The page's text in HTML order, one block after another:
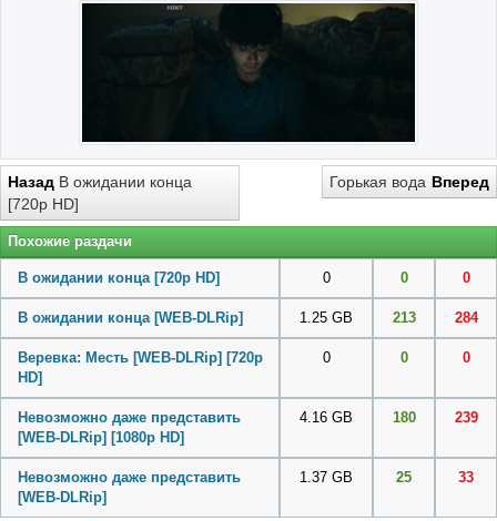
Назад В ожидании конца
[720p HD]
Вперед
Горькая вода
Похожие раздачи
В ожидании конца [720p HD] 0 0 0
В ожидании конца [WEB-DLRip] 1.25 GB 213 284
Веревка: Месть [WEB-DLRip] [720p
HD]
0 0 0
Невозможно даже представить
[WEB-DLRip] [1080p HD]
4.16 GB 180 239
Невозможно даже представить
[WEB-DLRip]
1.37 GB 25 33